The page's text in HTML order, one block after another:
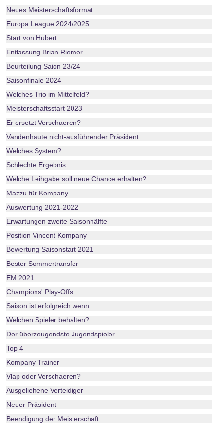
Neues Meisterschaftsformat
Europa League 2024/2025
Start von Hubert
Entlassung Brian Riemer
Beurteilung Saion 23/24
Saisonfinale 2024
Welches Trio im Mittelfeld?
Meisterschaftsstart 2023
Er ersetzt Verschaeren?
Vandenhaute nicht-ausführender Präsident
Welches System?
Schlechte Ergebnis
Welche Leihgabe soll neue Chance erhalten?
Mazzu für Kompany
Auswertung 2021-2022
Erwartungen zweite Saisonhälfte
Position Vincent Kompany
Bewertung Saisonstart 2021
Bester Sommertransfer
EM 2021
Champions' Play-Offs
Saison ist erfolgreich wenn
Welchen Spieler behalten?
Der überzeugendste Jugendspieler
Top 4
Kompany Trainer
Vlap oder Verschaeren?
Ausgeliehene Verteidiger
Neuer Präsident
Beendigung der Meisterschaft